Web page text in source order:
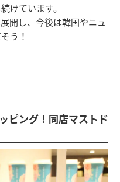
けています。
開し、今後は韓国やニュ
う！
ピング！同店マストド